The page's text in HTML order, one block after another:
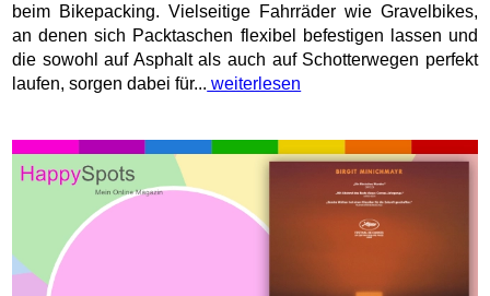
beim Bikepacking. Vielseitige Fahrräder wie Gravelbikes,
an denen sich Packtaschen flexibel befestigen lassen und
die sowohl auf Asphalt als auch auf Schotterwegen perfekt
laufen, sorgen dabei für... weiterlesen